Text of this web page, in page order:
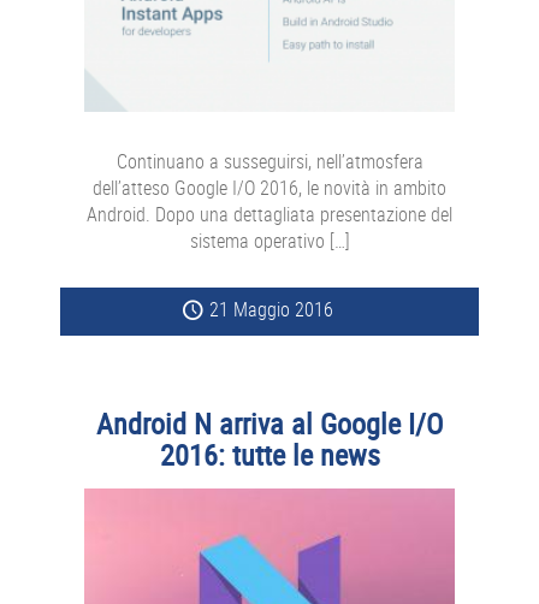
Continuano a susseguirsi, nell’atmosfera
dell’atteso Google I/O 2016, le novità in ambito
Android. Dopo una dettagliata presentazione del
sistema operativo […]
21 Maggio 2016
Android N arriva al Google I/O
2016: tutte le news